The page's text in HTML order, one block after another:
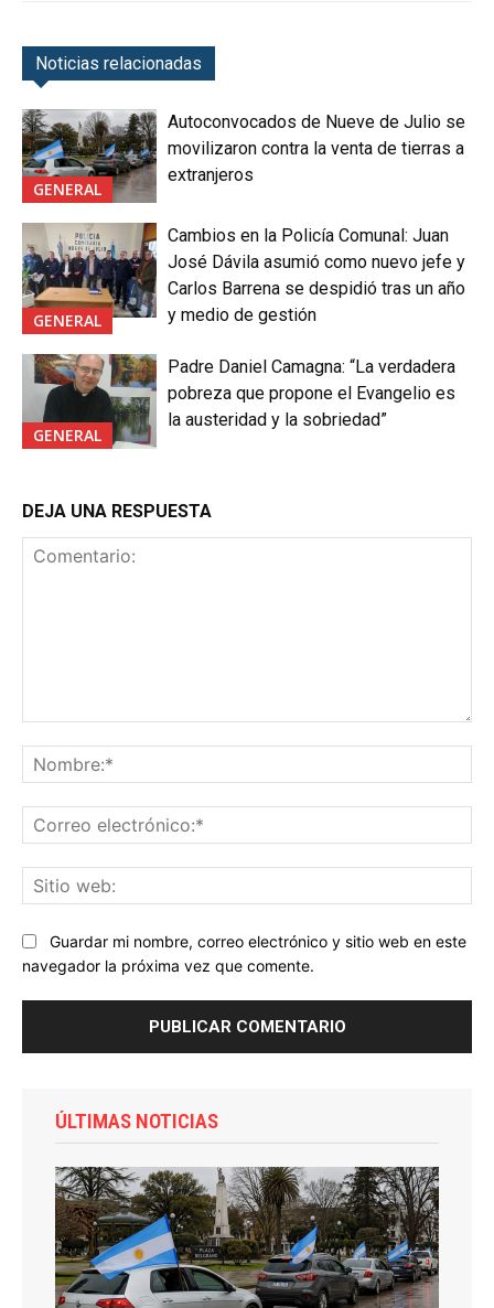
Noticias relacionadas
GENERAL
Autoconvocados de Nueve de Julio se
movilizaron contra la venta de tierras a
extranjeros
GENERAL
Cambios en la Policía Comunal: Juan
José Dávila asumió como nuevo jefe y
Carlos Barrena se despidió tras un año
y medio de gestión
GENERAL
Padre Daniel Camagna: “La verdadera
pobreza que propone el Evangelio es
la austeridad y la sobriedad”
DEJA UNA RESPUESTA
Guardar mi nombre, correo electrónico y sitio web en este
navegador la próxima vez que comente.
ÚLTIMAS NOTICIAS